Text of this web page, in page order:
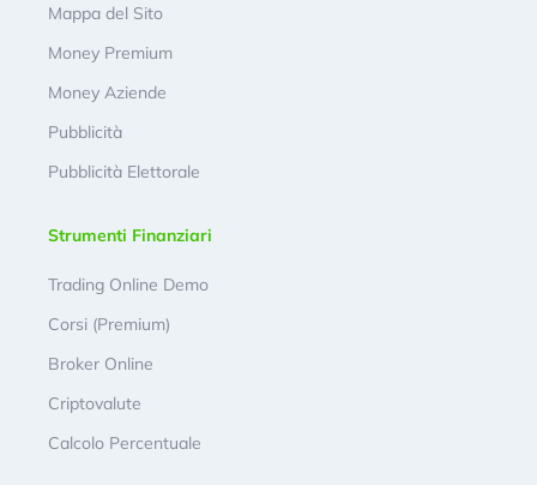
Mappa del Sito
Money Premium
Money Aziende
Pubblicità
Pubblicità Elettorale
Strumenti Finanziari
Trading Online Demo
Corsi (Premium)
Broker Online
Criptovalute
Calcolo Percentuale